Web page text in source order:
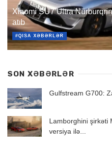
Xiaomi SU7 Ultra
atıb
#QISA XƏBƏRLƏR
SON XƏBƏRLƏR
Gulfstream G700:
Lamborghini şirkəti
versiya ilə...